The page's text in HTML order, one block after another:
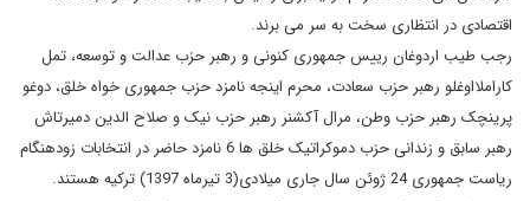
اقتصادی در انتظاری سخت به سر می برند.
رجب طیب اردوغان رییس جمهوری کنونی و رهبر حزب عدالت و توسعه، تمل
کاراملااوغلو رهبر حزب سعادت، محرم اینجه نامزد حزب جمهوری خواه خلق، دوغو
پرینچک رهبر حزب وطن، مرال آکشنر رهبر حزب نیک و صلاح الدین دمیرتاش
رهبر سابق و زندانی حزب دموکراتیک خلق ها 6 نامزد حاضر در انتخابات زودهنگام
ریاست جمهوری 24 ژوئن سال جاری میلادی(3 تیرماه 1397) ترکیه هستند.